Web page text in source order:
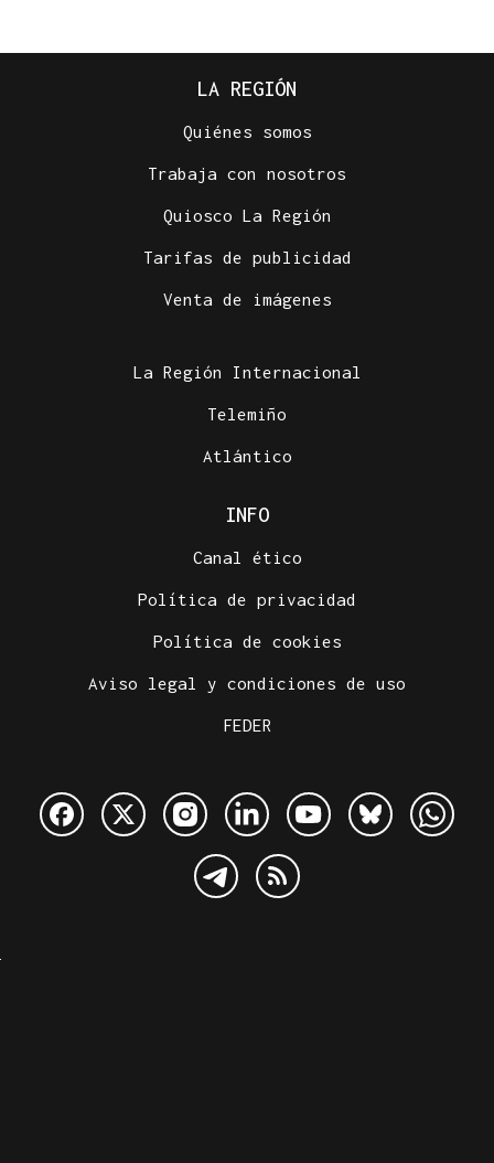
LA REGIÓN
Quiénes somos
Trabaja con nosotros
Quiosco La Región
Tarifas de publicidad
Venta de imágenes
La Región Internacional
Telemiño
Atlántico
INFO
Canal ético
Política de privacidad
Política de cookies
Aviso legal y condiciones de uso
FEDER